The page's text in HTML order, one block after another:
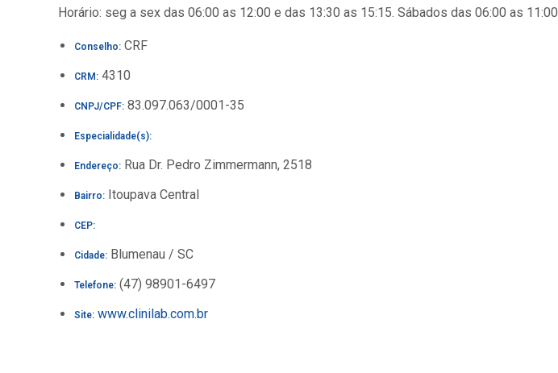
Horário: seg a sex das 06:00 as 12:00 e das 13:30 as 15:15. Sábados das 06:00 as 11:00
Conselho: CRF
CRM: 4310
CNPJ/CPF: 83.097.063/0001-35
Especialidade(s):
Endereço: Rua Dr. Pedro Zimmermann, 2518
Bairro: Itoupava Central
CEP:
Cidade: Blumenau / SC
Telefone: (47) 98901-6497
Site: www.clinilab.com.br